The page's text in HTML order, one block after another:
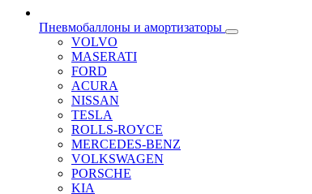
Пневмобаллоны и амортизаторы
VOLVO
MASERATI
FORD
ACURA
NISSAN
TESLA
ROLLS-ROYCE
MERCEDES-BENZ
VOLKSWAGEN
PORSCHE
KIA